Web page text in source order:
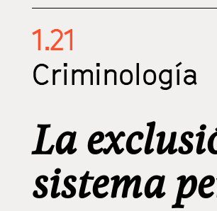
1.21
Criminología
La
sistema